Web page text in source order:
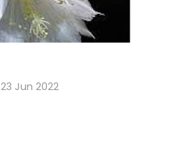
23 Jun 2022